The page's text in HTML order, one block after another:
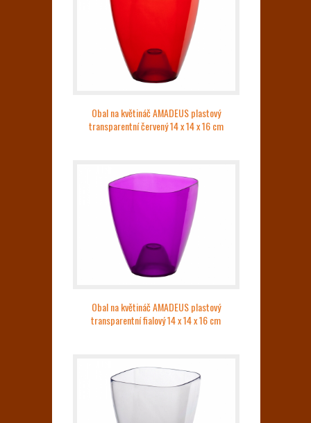
Obal na květináč AMADEUS plastový
transparentní červený 14 x 14 x 16 cm
Obal na květináč AMADEUS plastový
transparentní fialový 14 x 14 x 16 cm